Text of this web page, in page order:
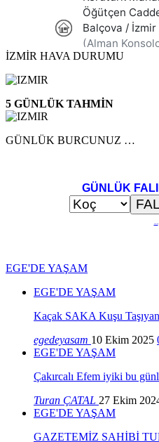
İZMİR HAVA DURUMU
5 GÜNLÜK TAHMİN
GÜNLÜK BURCUNUZ …
GÜNLÜK
...
EGE'DE YAŞAM
EGE'DE YAŞAM
Kaçak SAKA Kuşu
egedeyasam 10 Ekim 2025
EGE'DE YAŞAM
Çakırcalı Efem iyiki bu
Turan ÇATAL 27 Ekim
EGE'DE YAŞAM
GAZETEMİZ SAHİBİ